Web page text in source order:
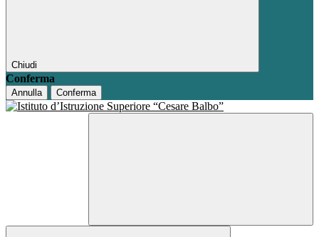
Chiudi
Conferma
Annulla Conferma